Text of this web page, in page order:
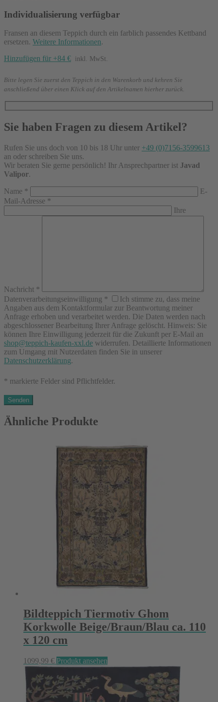
Individualisierung verfügbar
Fransen an diesem Teppich durch ein farblich passendes Kettband
ersetzen. Weitere Informationen.
Hinzufügen für +84 € inkl. MwSt.
Bitte legen Sie zuerst den Teppich in den Warenkorb und kehren Sie
anschließend über einen Klick auf den Artikelnamen hierher zurück.
Sie haben Fragen zu diesem Artikel?
Rufen Sie uns doch von 10 bis 18 Uhr unter +49 (0)7156-3599613
an oder schreiben Sie uns.
Wir beraten Sie gerne persönlich! Ihr Ansprechpartner ist Javad
Valipor.
Name *
E-
Mail-Adresse *
Ihre
Nachricht *
Datenverarbeitungseinwilligung *
Ich stimme zu, dass meine
Angaben aus dem Kontaktformular zur Beantwortung meiner
Anfrage erhoben und verarbeitet werden. Die Daten werden nach
abgeschlossener Bearbeitung Ihrer Anfrage gelöscht. Hinweis: Sie
können Ihre Einwilligung jederzeit für die Zukunft per E-Mail an
shop@teppich-kaufen-xxl.de widerrufen. Detaillierte Informationen
zum Umgang mit Nutzerdaten finden Sie in unserer
Datenschutzerklärung.
* markierte Felder sind Pflichtfelder.
Ähnliche Produkte
Bildteppich Tiermotiv Ghom
Korkwolle Beige/Braun/Blau ca. 110
x 120 cm
1099,99 € Produkt ansehen